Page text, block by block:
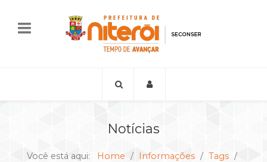
Notícias
Você está aqui: Home Informações
Tags